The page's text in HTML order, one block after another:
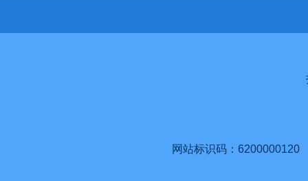
网站标识码：6200000120